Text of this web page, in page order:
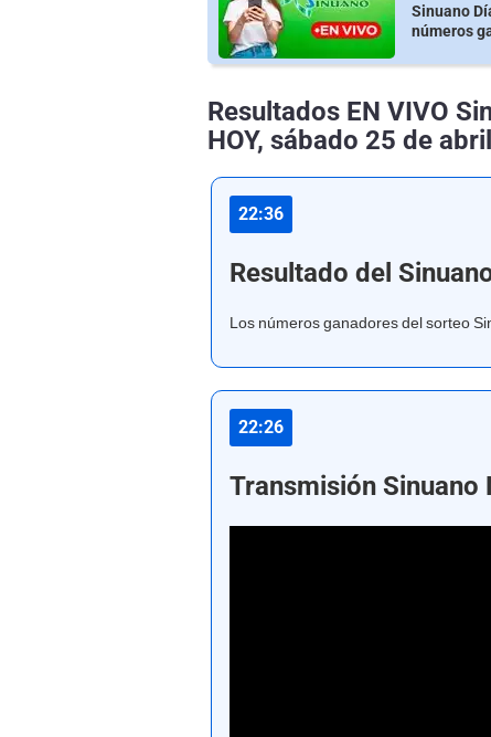
Sinuano
números
Resultados EN VIVO
HOY, sábado 25 de abril
22:36
Resultado del
Los números ganadores del sorteo
22:26
Transmisión Sinuano